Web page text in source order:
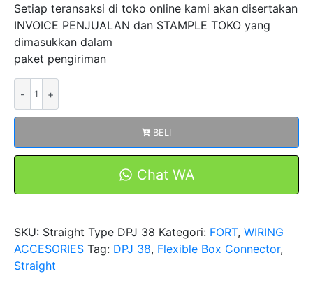
Setiap teransaksi di toko online kami akan disertakan
INVOICE PENJUALAN dan STAMPLE TOKO yang
dimasukkan dalam
paket pengiriman
Type
38
Metal
Besi
FORT
BELI
Chat WA
SKU: Straight Type DPJ 38 Kategori: FORT, WIRING
ACCESORIES Tag: DPJ 38, Flexible Box Connector,
Straight